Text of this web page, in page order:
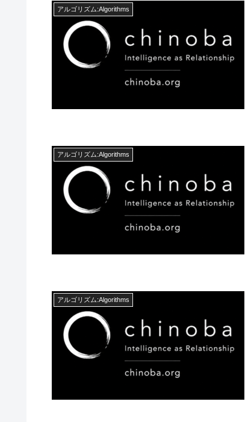
アルゴリズム:Algorithms
アルゴリズム:Algorithms
アルゴリズム:Algorithms